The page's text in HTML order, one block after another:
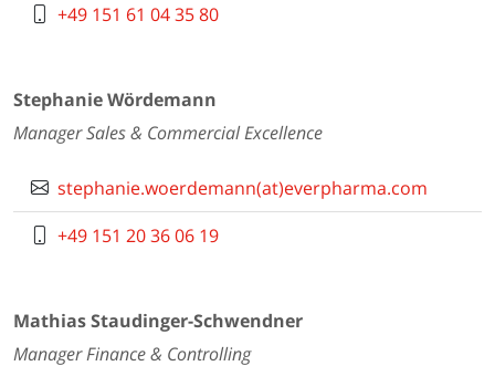
+49 151 61 04 35 80
Stephanie Wördemann
Manager Sales & Commercial Excellence
stephanie.woerdemann(at)everpharma.com
+49 151 20 36 06 19
Mathias Staudinger-Schwendner
Manager Finance & Controlling